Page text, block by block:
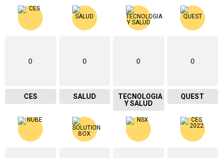
0
CES
0
SALUD
0
TECNOLOGIA
Y SALUD
0
QUEST